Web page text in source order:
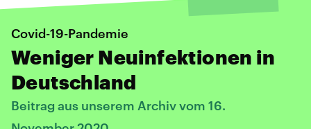
Covid-19-Pandemie
Weniger Neuinfektionen in
Deutschland
Beitrag aus unserem Archiv vom 16.